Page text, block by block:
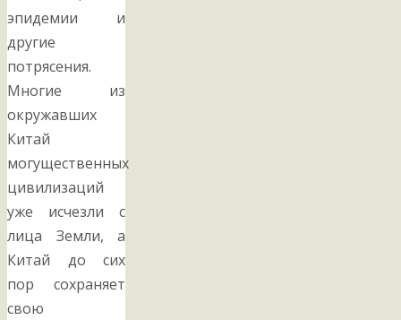
эпидемии и
другие
потрясения.
Многие из
окружавших
Китай
могущественных
цивилизаций
уже исчезли с
лица Земли, а
Китай до сих
пор сохраняет
свою